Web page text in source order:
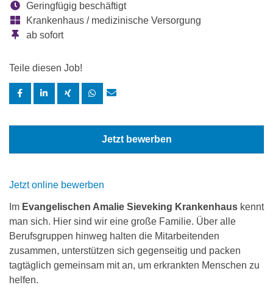
Geringfügig beschäftigt
Krankenhaus / medizinische Versorgung
ab sofort
Teile diesen Job!
Jetzt bewerben
Jetzt online bewerben
Im Evangelischen Amalie Sieveking Krankenhaus kennt
man sich. Hier sind wir eine große Familie. Über alle
Berufsgruppen hinweg halten die Mitarbeitenden
zusammen, unterstützen sich gegenseitig und packen
tagtäglich gemeinsam mit an, um erkrankten Menschen zu
helfen.